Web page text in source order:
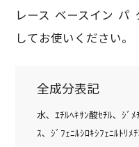
レース ベースイン パ
してお使いください。
全成分表記
水､ ｴﾁﾙﾍｷｻﾝ酸ｾﾁﾙ､ ｼﾞﾒ
ｽ､ ｼﾞﾌｪﾆﾙｼﾛｷｼﾌｪﾆﾙﾄﾘﾒ